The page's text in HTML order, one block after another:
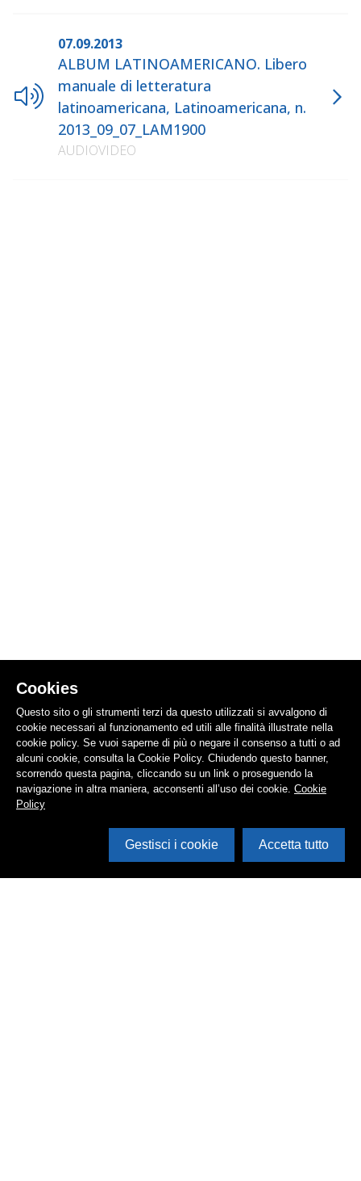
07.09.2013
ALBUM LATINOAMERICANO. Libero
manuale di letteratura
latinoamericana, Latinoamericana, n.
2013_09_07_LAM1900
AUDIOVIDEO
Cookies
Questo sito o gli strumenti terzi da questo utilizzati si avvalgono di
cookie necessari al funzionamento ed utili alle finalità illustrate nella
cookie policy. Se vuoi saperne di più o negare il consenso a tutti o ad
alcuni cookie, consulta la Cookie Policy. Chiudendo questo banner,
scorrendo questa pagina, cliccando su un link o proseguendo la
navigazione in altra maniera, acconsenti all’uso dei cookie. Cookie
Policy
Gestisci i cookie Accetta tutto